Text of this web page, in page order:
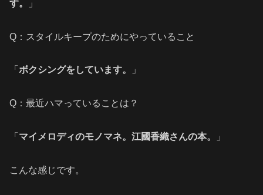
す。
」
Q：スタイルキープのためにやっていること
「 ボクシングをしています。 」
Q：最近ハマっていることは？
「 マイメロディのモノマネ。江國香織さんの本。 」
こんな感じです。